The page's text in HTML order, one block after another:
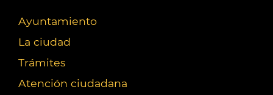
Ayuntamiento
La ciudad
Trámites
Atención ciudadana